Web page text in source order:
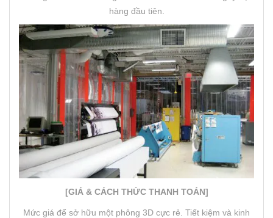
hàng đầu tiên.
[GIÁ & CÁCH THỨC THANH TOÁN]
Mức giá để sở hữu một phông 3D cực rẻ. Tiết kiệm và kinh